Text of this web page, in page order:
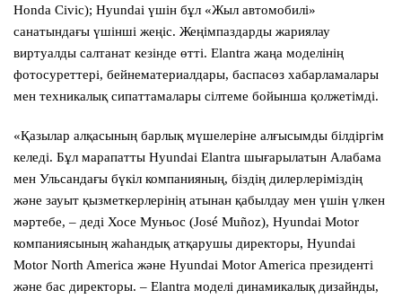
Honda Civic); Hyundai үшін бұл «Жыл автомобилі»
санатындағы үшінші жеңіс. Жеңімпаздарды жариялау
виртуалды салтанат кезінде өтті. Elantra жаңа моделінің
фотосуреттері, бейнематериалдары, баспасөз хабарламалары
мен техникалық сипаттамалары сілтеме бойынша қолжетімді.
«Қазылар алқасының барлық мүшелеріне алғысымды білдіргім
келеді. Бұл марапатты Hyundai Elantra шығарылатын Алабама
мен Ульсандағы бүкіл компанияның, біздің дилерлеріміздің
және зауыт қызметкерлерінің атынан қабылдау мен үшін үлкен
мәртебе, – деді Хосе Муньос (José Muñoz), Hyundai Motor
компаниясының жаһандық атқарушы директоры, Hyundai
Motor North America және Hyundai Motor America президенті
және бас директоры. – Elantra моделі динамикалық дизайнды,